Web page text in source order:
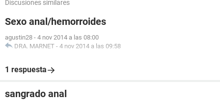
Discusiones similares
Sexo anal/hemorroides
agustin28 - 4 nov 2014 a las 08:00
DRA. MARNET - 4 nov 2014 a las 09:58
1 respuesta
sangrado anal